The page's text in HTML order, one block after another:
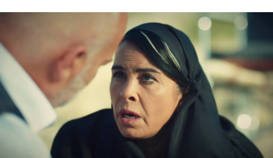
» Jaula Dorada » Mejores momentos